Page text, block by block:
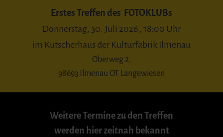
Erstes Treffen des FOTOKLUBs
Donnerstag, 30. Juli 2026 , 18:00 Uhr
im Kutscherhaus der Kulturfabrik Ilmenau
Oberweg 2,
98693 Ilmenau OT Langewiesen
Weitere Termine zu den Treffen
werden hier zeitnah bekannt